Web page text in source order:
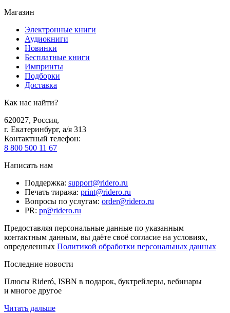
Магазин
Электронные книги
Аудиокниги
Новинки
Бесплатные книги
Импринты
Подборки
Доставка
Как нас найти?
620027, Россия,
г. Екатеринбург, а/я 313
Контактный телефон:
8 800 500 11 67
Написать нам
Поддержка: support@ridero.ru
Печать тиража: print@ridero.ru
Вопросы по услугам: order@ridero.ru
PR: pr@ridero.ru
Предоставляя персональные данные по указанным
контактным данным, вы даёте своё согласие на условиях,
определенных Политикой обработки персональных данных
Последние новости
Плюсы Rideró, ISBN в подарок, буктрейлеры, вебинары
и многое другое
Читать дальше